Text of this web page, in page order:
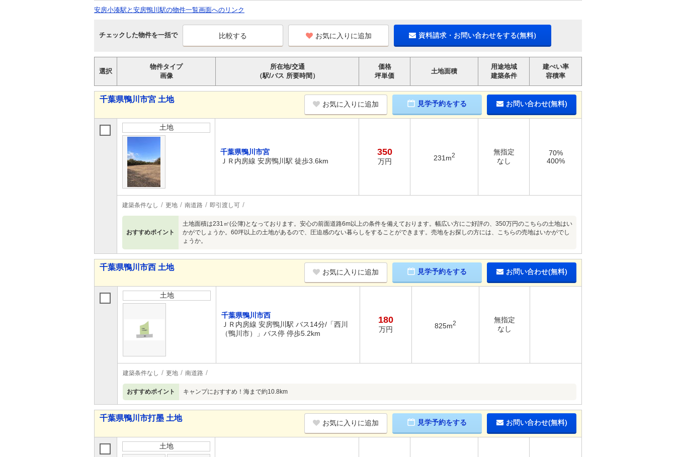
安房小湊駅と安房鴨川駅の物件一覧画面へのリンク
チェックした物件を一括で お気に入りに追加 資料請求・お問い合わせをする(無料)
選択
物件タイプ
画像
所在地/交通
（駅/バス 所要時間）
価格
坪単価
土地面積
用途地域
建築条件
建ぺい率
容積率
千葉県鴨川市宮 土地
お気に入りに追加 見学予約をする お問い合わせ(無料)
土地
千葉県鴨川市宮
ＪＲ内房線 安房鴨川駅 徒歩3.6km
350
万円 231m2
無指定
なし
70%
400%
建築条件なし 更地 南道路 即引渡し可
おすすめポイント
土地面積は231㎡(公簿)となっております。安心の前面道路6m以上の条件を備えております。幅広い方にご好評の、350万円のこちらの土地はい
かがでしょうか。60坪以上の土地があるので、圧迫感のない暮らしをすることができます。売地をお探しの方には、こちらの売地はいかがでし
ょうか。
千葉県鴨川市西 土地
お気に入りに追加 見学予約をする お問い合わせ(無料)
土地
千葉県鴨川市西
ＪＲ内房線 安房鴨川駅 バス14分/「西川
（鴨川市）」バス停 停歩5.2km
180
万円 825m2
無指定
なし
建築条件なし 更地 南道路
おすすめポイント キャンプにおすすめ！海まで約10.8km
千葉県鴨川市打墨 土地
お気に入りに追加 見学予約をする お問い合わせ(無料)
土地